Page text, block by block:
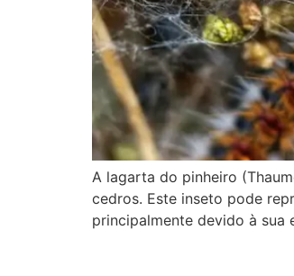
A lagarta do pinheiro
cedros. Este inseto pode
principalmente devido à sua